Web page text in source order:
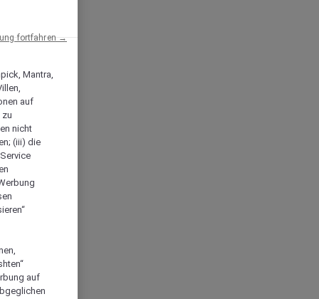
Mantra,
auf
zu
nicht
(iii) die
auf
fortfahren →